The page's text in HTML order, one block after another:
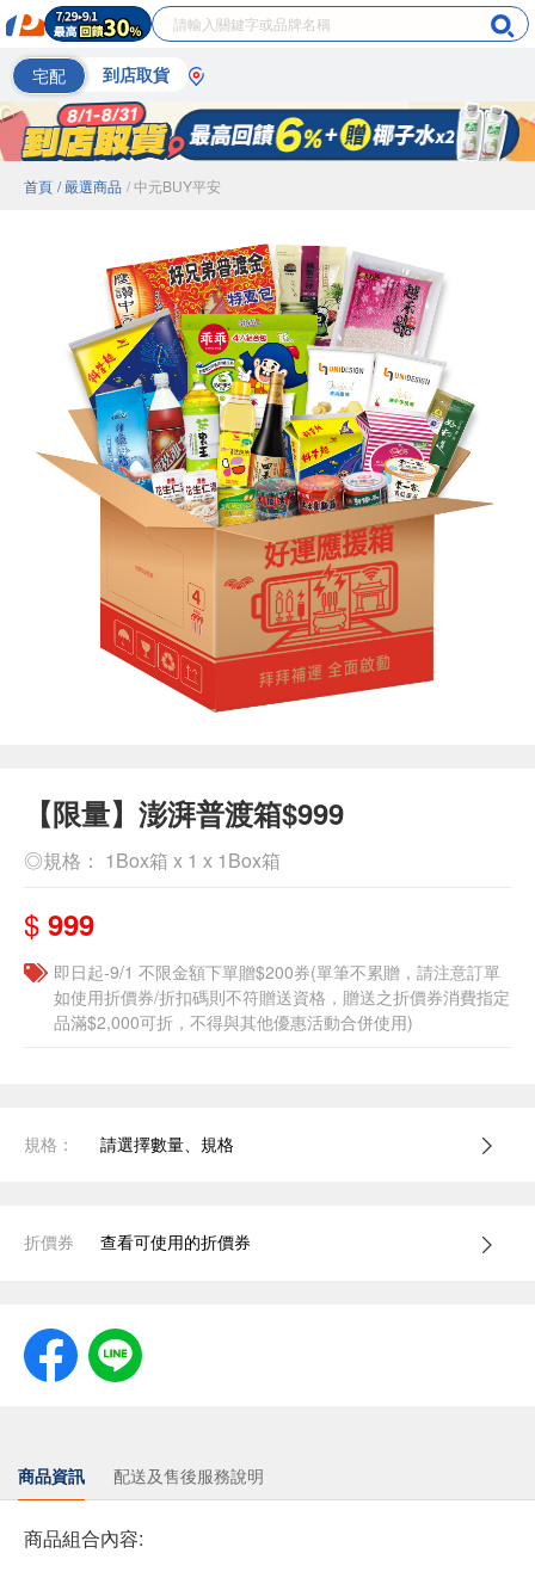
宅配 到店取貨
首頁 / 嚴選商品 / 中元BUY平安
【限量】澎湃普渡箱$999
◎規格： 1Box箱 x 1 x 1Box箱
$ 999
即日起-9/1 不限金額下單贈$200券(單筆不累贈，請注意訂單
如使用折價券/折扣碼則不符贈送資格，贈送之折價券消費指定
品滿$2,000可折，不得與其他優惠活動合併使用)
規格： 請選擇數量、規格
折價券 查看可使用的折價券
商品資訊 配送及售後服務說明
商品組合內容: